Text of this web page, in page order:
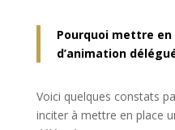
Pourquoi mettre en
d’animation
Voici quelques constats
inciter à mettre en place